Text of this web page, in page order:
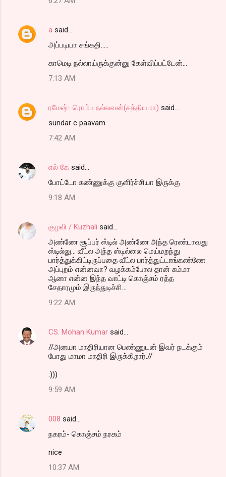
a said…
அப்படியா சங்கதி.....
காமெடி நல்லாய்ருக்குன்னு கேள்விப்பட்டேன்...
7:13 AM
ரமேஷ்- ரொம்ப நல்லவன்(சத்தியமா) said…
sundar c paavam
7:42 AM
எல் கே said…
போட்டோ கண்ணுக்கு குளிர்ச்சியா இருக்கு
9:18 AM
குழலி / Kuzhali said…
அண்ணே சூப்பர் ஸ்டில் அண்ணே அந்த ரெண்டாவது
ஸ்டில்லு... வீட்ல அந்த ஸ்டில்லை மெய்மறந்து
பார்த்துக்கிட்டிருப்பதை வீட்ல பார்த்துட்டாங்கண்ணே
அப்புறம் என்னவா? வழக்கம்போல தான் சும்மா
ஆனா என்ன இந்த வாட்டி கொஞ்சம் ரத்த
சேதாரமும் இருந்துடிச்சி...
9:22 AM
CS. Mohan Kumar said…
//அனயா மாதிரியான பெண்ணுடன் இவர் நடக்கும்
போது மாமா மாதிரி இருக்கிறார்.//
:)))
9:59 AM
008 said…
நகரம்- கொஞ்சம் நரகம்
nice
10:37 AM